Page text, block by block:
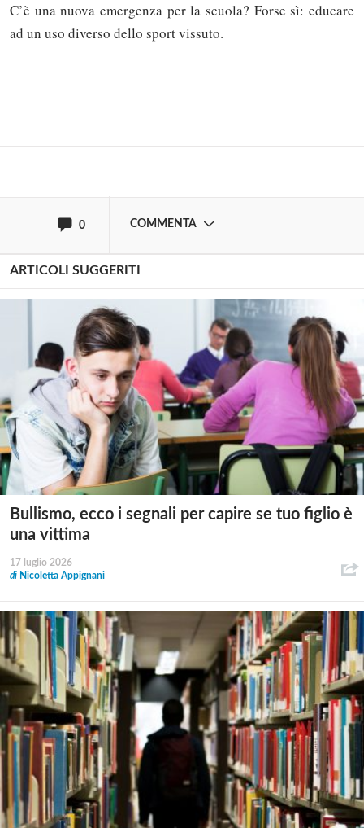
C’è una nuova emergenza per la scuola? Forse sì: educare
ad un uso diverso dello sport vissuto.
0 COMMENTA
Solo gli utenti registrati possono
ARTICOLI SUGGERITI
Bullismo, ecco i segnali per capire se tuo figlio è
una vittima
17 luglio 2026
di Nicoletta Appignani